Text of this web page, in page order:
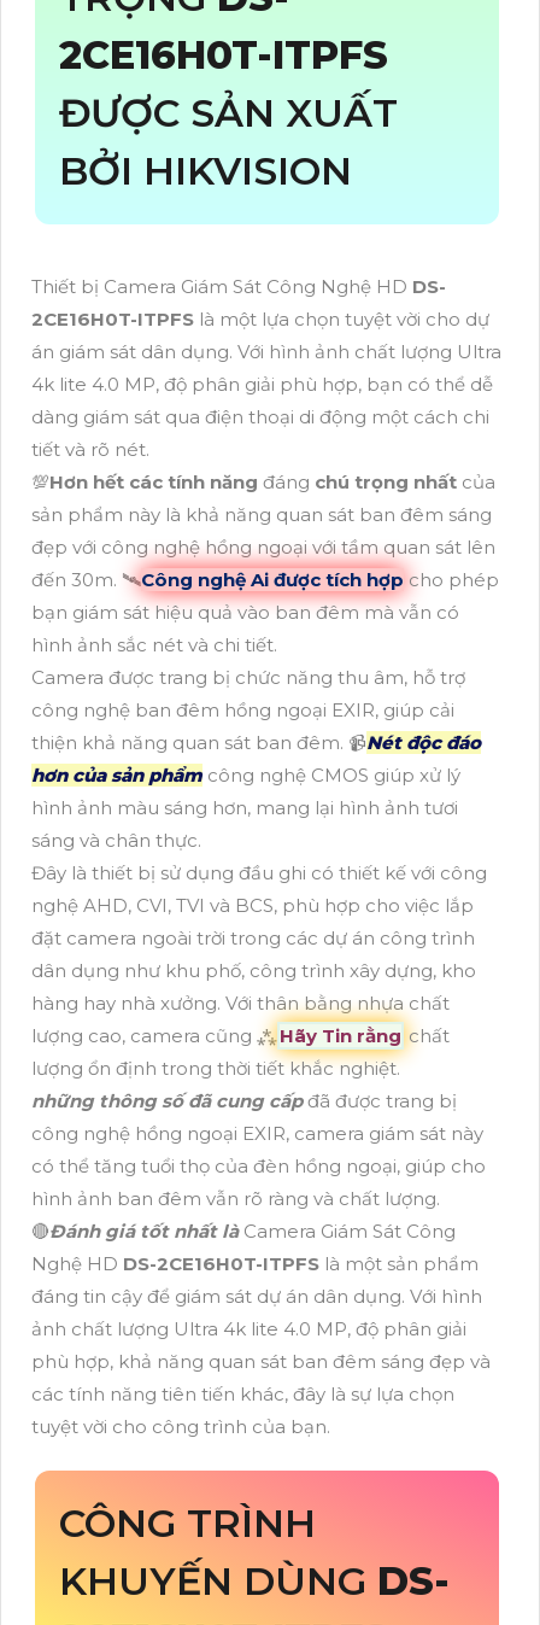
2CE16H0T-ITPFS
ĐƯỢC SẢN XUẤT
BỞI HIKVISION
Thiết bị Camera Giám Sát Công Nghệ HD DS-
2CE16H0T-ITPFS là một lựa chọn tuyệt vời cho dự
án giám sát dân dụng. Với hình ảnh chất lượng Ultra
4k lite 4.0 MP, độ phân giải phù hợp, bạn có thể dễ
dàng giám sát qua điện thoại di động một cách chi
tiết và rõ nét.
💯Hơn hết các tính năng đáng chú trọng nhất của
sản phẩm này là khả năng quan sát ban đêm sáng
đẹp với công nghệ hồng ngoại với tầm quan sát lên
đến 30m. 🛰Công nghệ Ai được tích hợp cho phép
bạn giám sát hiệu quả vào ban đêm mà vẫn có
hình ảnh sắc nét và chi tiết.
Camera được trang bị chức năng thu âm, hỗ trợ
công nghệ ban đêm hồng ngoại EXIR, giúp cải
thiện khả năng quan sát ban đêm. 📹Nét độc đáo
hơn của sản phẩm công nghệ CMOS giúp xử lý
hình ảnh màu sáng hơn, mang lại hình ảnh tươi
sáng và chân thực.
Đây là thiết bị sử dụng đầu ghi có thiết kế với công
nghệ AHD, CVI, TVI và BCS, phù hợp cho việc lắp
đặt camera ngoài trời trong các dự án công trình
dân dụng như khu phố, công trình xây dựng, kho
hàng hay nhà xưởng. Với thân bằng nhựa chất
lượng cao, camera cũng ⁂Hãy Tin rằng chất
lượng ổn định trong thời tiết khắc nghiệt.
những thông số đã cung cấpđã được trang bị
công nghệ hồng ngoại EXIR, camera giám sát này
có thể tăng tuổi thọ của đèn hồng ngoại, giúp cho
hình ảnh ban đêm vẫn rõ ràng và chất lượng.
🔴Đánh giá tốt nhất là Camera Giám Sát Công
Nghệ HD DS-2CE16H0T-ITPFS là một sản phẩm
đáng tin cậy để giám sát dự án dân dụng. Với hình
ảnh chất lượng Ultra 4k lite 4.0 MP, độ phân giải
phù hợp, khả năng quan sát ban đêm sáng đẹp và
các tính năng tiên tiến khác, đây là sự lựa chọn
tuyệt vời cho công trình của bạn.
CÔNG TRÌNH
KHUYẾN DÙNG DS-